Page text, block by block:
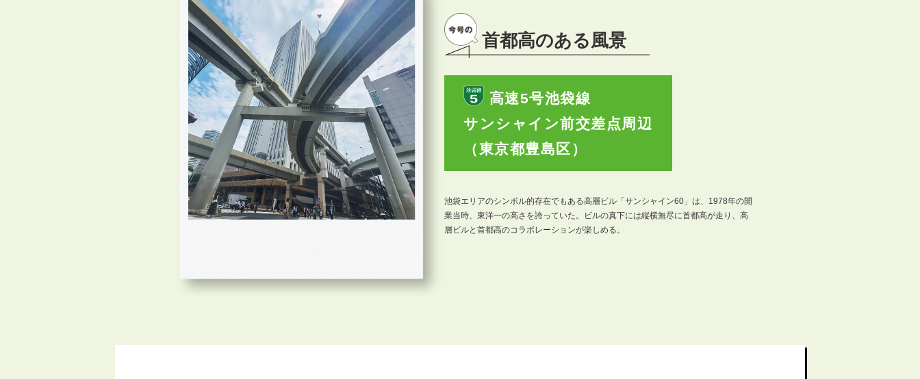
首都高のある風景
高速5号池袋線
サンシャイン前交差点周辺
（東京都豊島区）
池袋エリアのシンボル的存在でもある高層ビル「サンシャイン60」は、1978年の開
業当時、東洋一の高さを誇っていた。ビルの真下には縦横無尽に首都高が走り、高
層ビルと首都高のコラボレーションが楽しめる。